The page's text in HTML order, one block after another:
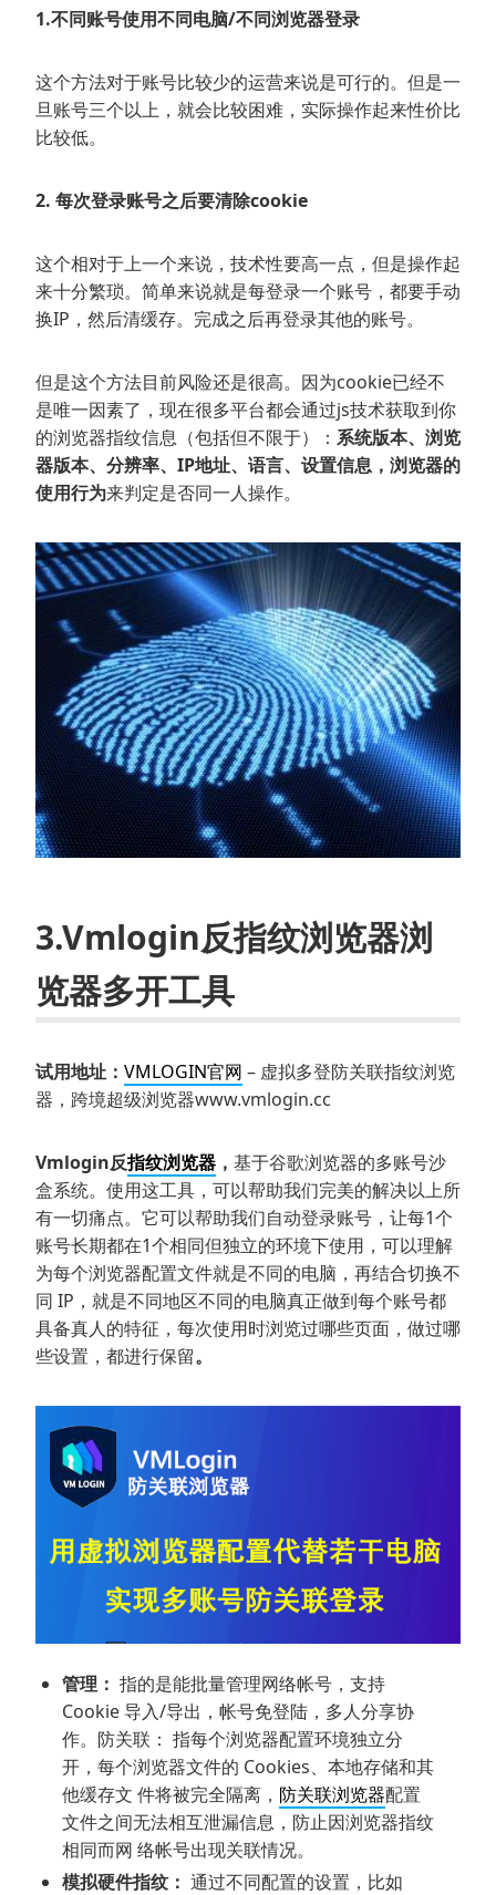
1.不同账号使用不同电脑/不同浏览器登录
这个方法对于账号比较少的运营来说是可行的。但是一
旦账号三个以上，就会比较困难，实际操作起来性价比
比较低。
2. 每次登录账号之后要清除cookie
这个相对于上一个来说，技术性要高一点，但是操作起
来十分繁琐。简单来说就是每登录一个账号，都要手动
换IP，然后清缓存。完成之后再登录其他的账号。
但是这个方法目前风险还是很高。因为cookie已经不
是唯一因素了，现在很多平台都会通过js技术获取到你
的浏览器指纹信息（包括但不限于）： 系统版本、浏览
器版本、分辨率、IP地址、语言、设置信息，浏览器的
使用行为来判定是否同一人操作。
3.Vmlogin反指纹浏览器浏
览器多开工具
试用地址： VMLOGIN官网 – 虚拟多登防关联指纹浏览
器，跨境超级浏览器​www.vmlogin.cc
Vmlogin反指纹浏览器 ， 基于谷歌浏览器的多账号沙
盒系统。使用这工具，可以帮助我们完美的解决以上所
有一切痛点。它可以帮助我们自动登录账号，让每1个
账号长期都在1个相同但独立的环境下使用，可以理解
为每个浏览器配置文件就是不同的电脑，再结合切换不
同 IP，就是不同地区不同的电脑真正做到每个账号都
具备真人的特征，每次使用时浏览过哪些页面，做过哪
些设置，都进行保留。
管理： 指的是能批量管理网络帐号，支持
Cookie 导入/导出，帐号免登陆，多人分享协
作。防关联： 指每个浏览器配置环境独立分
开，每个浏览器文件的 Cookies、本地存储和其
他缓存文 件将被完全隔离， 防关联浏览器配置
文件之间无法相互泄漏信息，防止因浏览器指纹
相同而网 络帐号出现关联情况。
模拟硬件指纹： 通过不同配置的设置，比如